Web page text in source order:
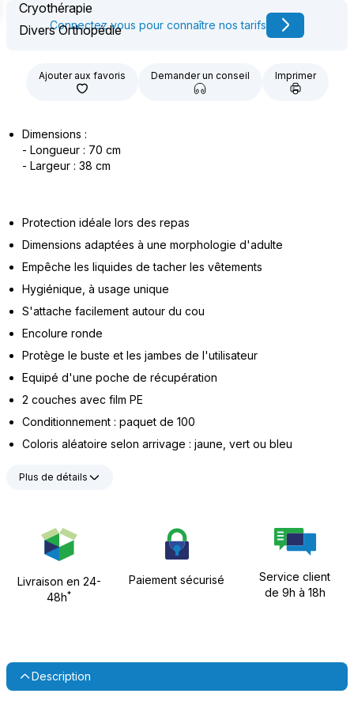
Cryothérapie
Divers Orthopédie
Connectez vous pour connaître nos tarifs
Ajouter aux favoris Demander un conseil Imprimer
Dimensions :
- Longueur : 70 cm
- Largeur : 38 cm
Protection idéale lors des repas
Dimensions adaptées à une morphologie d'adulte
Empêche les liquides de tacher les vêtements
Hygiénique, à usage unique
S'attache facilement autour du cou
Encolure ronde
Protège le buste et les jambes de l'utilisateur
Equipé d'une poche de récupération
2 couches avec film PE
Conditionnement : paquet de 100
Coloris aléatoire selon arrivage : jaune, vert ou bleu
Plus de détails
Livraison en 24-
48h*
Paiement sécurisé
Service client
de 9h à 18h
Description